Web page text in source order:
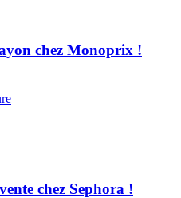
chez Monoprix !
chez Sephora !